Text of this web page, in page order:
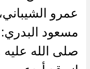
عمرو
مسعود البدري:
صلى الله